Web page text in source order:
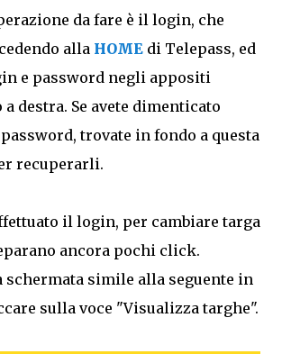
da fare è il login, che
alla HOME di Telepass, ed
e password negli appositi
destra. Se avete dimenticato
trovate in fondo a questa
recuperarli.
il login, per cambiare targa
ancora pochi click.
schermata simile alla seguente in
sulla voce "Visualizza targhe".